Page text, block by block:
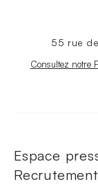
55 rue
Nouvelle fenêtre
Consultez notre
Espace
Recrutement